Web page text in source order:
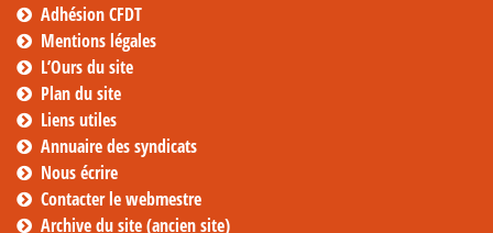
Adhésion CFDT
Mentions légales
L’Ours du site
Plan du site
Liens utiles
Annuaire des syndicats
Nous écrire
Contacter le webmestre
Archive du site (ancien site)